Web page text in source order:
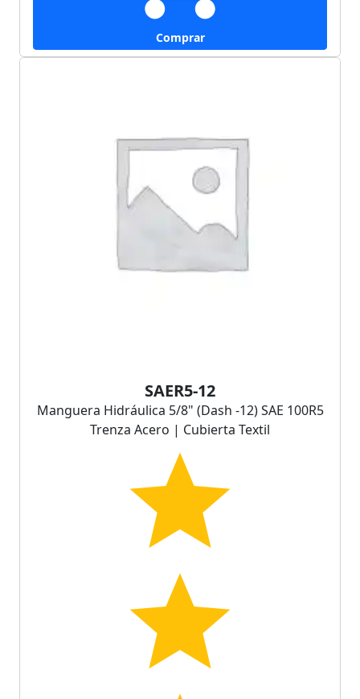
Comprar
SAER5-12
Manguera Hidráulica 5/8" (Dash -12) SAE 100R5
Trenza Acero | Cubierta Textil